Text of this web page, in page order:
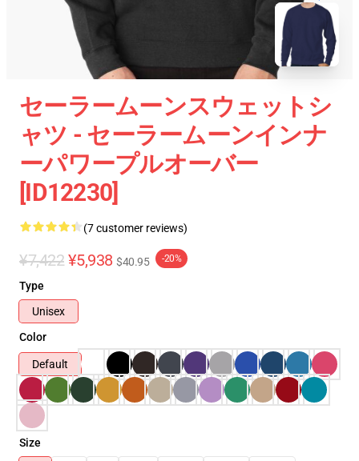
セーラームーンスウェットシ
ャツ - セーラームーンインナ
ーパワープルオーバー
[ID12230]
(7 customer reviews)
¥7,422 ¥5,938 $40.95 -20%
Type
Unisex
Color
Default
Size